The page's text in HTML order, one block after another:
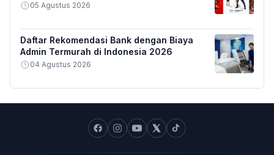
05 Agustus 2026
Daftar Rekomendasi Bank dengan Biaya
Admin Termurah di Indonesia 2026
04 Agustus 2026